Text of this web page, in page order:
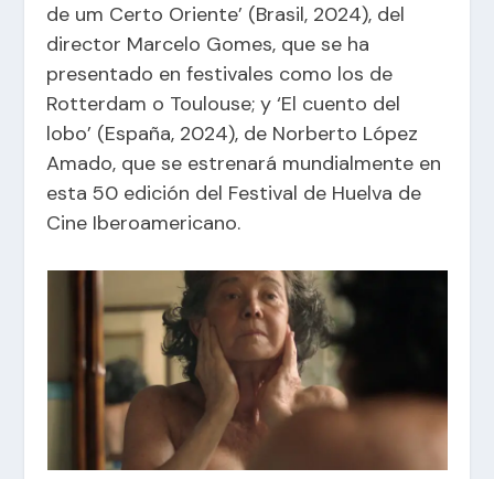
de um Certo Oriente’ (Brasil, 2024), del
director Marcelo Gomes, que se ha
presentado en festivales como los de
Rotterdam o Toulouse; y ‘El cuento del
lobo’ (España, 2024), de Norberto López
Amado, que se estrenará mundialmente en
esta 50 edición del Festival de Huelva de
Cine Iberoamericano.